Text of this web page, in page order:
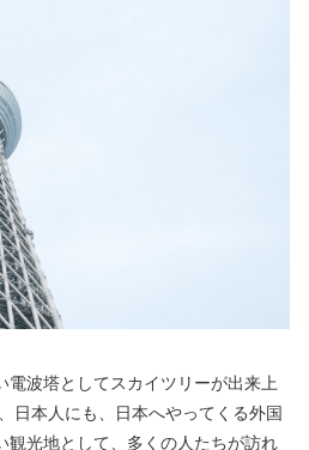
電波塔としてスカイツリーが出来上
日本人にも、日本へやってくる外国
観光地として、多くの人たちが訪れ